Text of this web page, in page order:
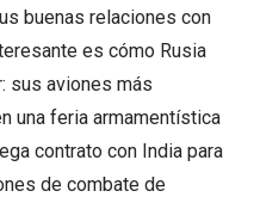
buenas relaciones con
es cómo Rusia
sus aviones más
una feria armamentística
contrato con India para
de combate de